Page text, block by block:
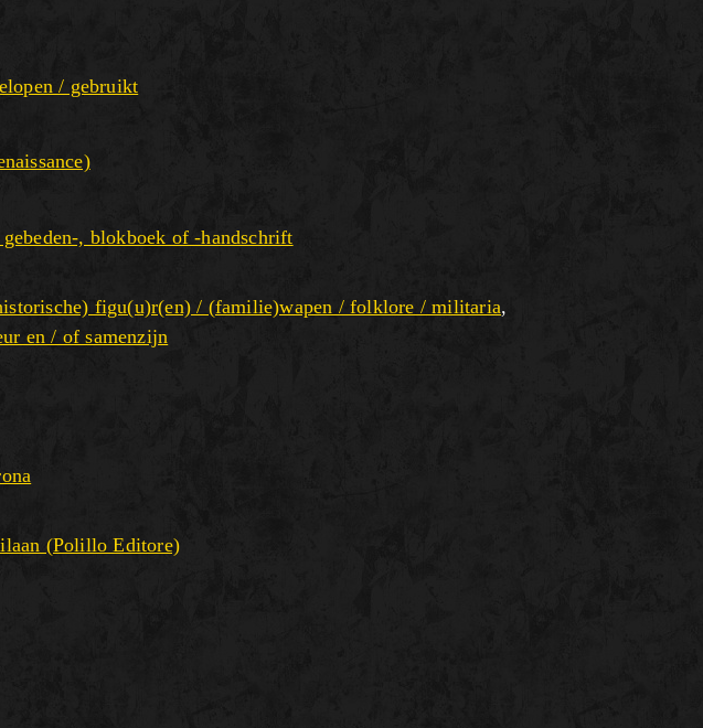
/ gebruikt
, blokboek of -handschrift
figu(u)r(en) / (familie)wapen / folklore / militaria,
en / of samenzijn
(Polillo Editore)